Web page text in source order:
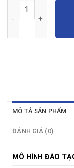
Bộ đào tạo kỹ
MÔ TẢ SẢN PHẨM
ĐÁNH GIÁ (0)
MÔ HÌNH ĐÀO